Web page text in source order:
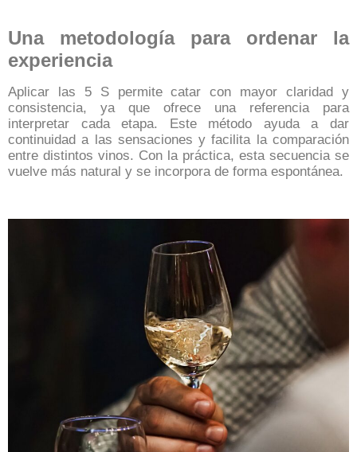
Una metodología para ordenar la
experiencia
Aplicar las 5 S permite catar con mayor claridad y
consistencia, ya que ofrece una referencia para
interpretar cada etapa. Este método ayuda a dar
continuidad a las sensaciones y facilita la comparación
entre distintos vinos. Con la práctica, esta secuencia se
vuelve más natural y se incorpora de forma espontánea.